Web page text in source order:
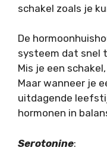
schakel zoals je
De
systeem dat snel
Mis je een
Maar wanneer je
uitdagende
hormonen in
Serotonine: